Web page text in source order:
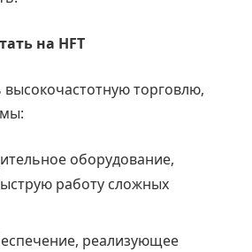
на HFT
торговлю,
оборудование,
работу сложных
реализующее